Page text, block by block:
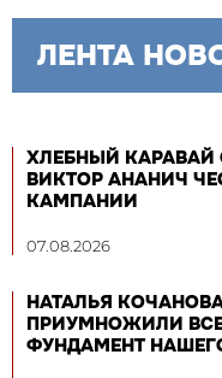
ЛЕНТА
ХЛЕБНЫЙ
ВИКТОР АНАНИЧ
КАМПАНИИ
07.08.2026
НАТАЛЬЯ
ПРИУМНОЖИЛИ
ФУНДАМЕНТ